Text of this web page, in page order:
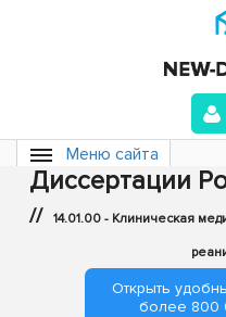
Меню сайта
Диссертации
// 14.01.00 - Клиническая
Открыть
более 800